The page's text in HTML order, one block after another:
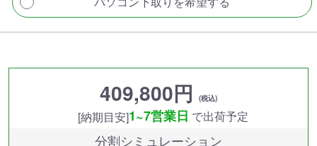
409,800円 (税込)
[納期目安]1~7営業日 で出荷予定
分割シミュレーション